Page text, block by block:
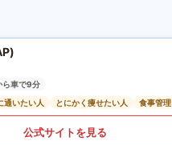
ら車で9分
通いたい人
とにかく痩せたい人 食事管
公式サイトを見る